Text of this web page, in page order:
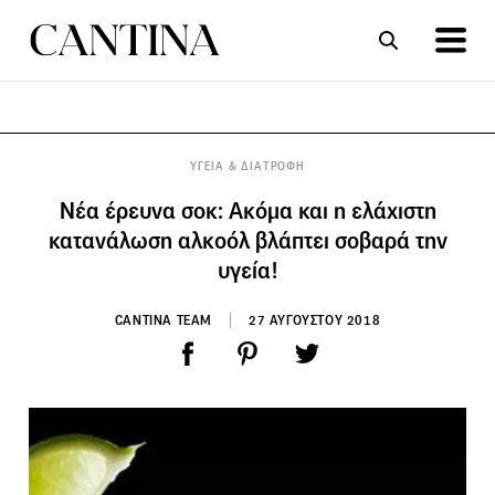
ΥΓΕΙΑ & ΔΙΑΤΡΟΦΗ
Νέα έρευνα σοκ: Ακόμα και η ελάχιστη
κατανάλωση αλκοόλ βλάπτει σοβαρά την
υγεία!
CANTINA TEAM 27 ΑΥΓΟΥΣΤΟΥ 2018